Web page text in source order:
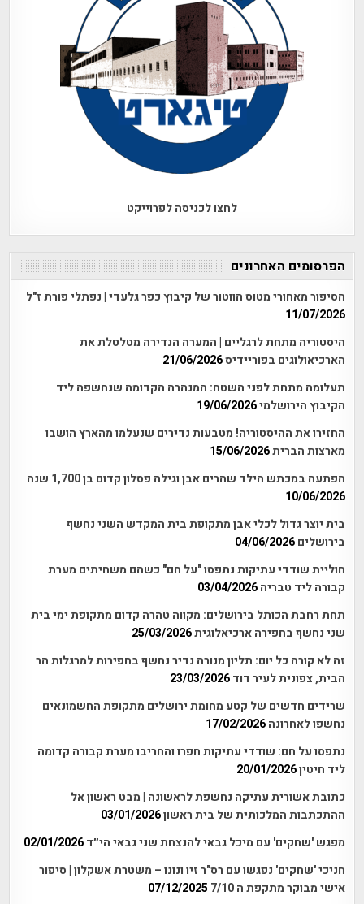
לחצו לכניסה לפרוייקט
הפרסומים האחרונים
הסיפור מאחורי מטוס הווטור של קיבוץ כפר גלעדי | נפתלי פורת ז"ל
11/07/2026
היסטוריה מתחת לרגליים | המערה הנדירה מטלטלת את
הארכיאולוגים בפוריידיס21/06/2026
תעלומה מתחת לפני השטח: המנהרה הקדומה שנחשפה ליד
הקיבוץ הירושלמי19/06/2026
החזירו את ההיסטוריה! מטבעות נדירים שנעלמו מהארץ הושבו
מארצות הברית15/06/2026
הפתעה במכתש הילד שהרים אבן וגילה פסלון קדום בן 1,700 שנה
10/06/2026
בית יוצר גדול לכלי אבן מתקופת בית המקדש השני נחשף
בירושלים 04/06/2026
חוליית שודדי עתיקות נתפסו "על חם" כשהם משחיתים מערת
קבורה ליד טבריה 03/04/2026
תחת רחבת הכותל בירושלים: מקווה טהרה קדום מתקופת ימי בית
שני נחשף בחפירה ארכיאלוגית25/03/2026
זה לא קורה כל יום: תליון מנורה נדיר נחשף בחפירות למרגלות הר
הבית, צפונית לעיר דוד 23/03/2026
שרידים חדשים של קטע מחומת ירושלים מתקופת החשמונאים
נחשפו לאחרונה 17/02/2026
נתפסו על חם: שודדי עתיקות חפרו והחריבו מערת קבורה קדומה
ליד חיטין20/01/2026
כתובת אשורית עתיקה נחשפת לראשונה | מבט ראשון אל
ההתכתבות המלכותית של בית ראשון03/01/2026
מפגש 'שחקים' עם מיכל גבאי להנצחת שני גבאי הי״ד 02/01/2026
חניכי 'שחקים' נפגשו עם רס"ר זיו ונונו – משטרת אשקלון | סיפור
אישי מבוקר מתקפת ה 7/10
07/12/2025